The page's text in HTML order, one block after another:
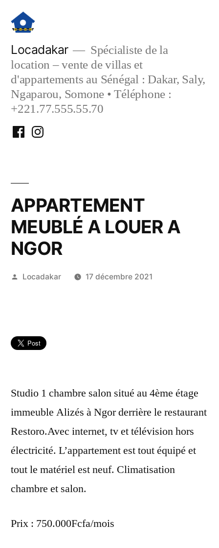
contenu
Locadakar
Spécialiste de la
location – vente de villas et
d'appartements au Sénégal : Dakar, Saly,
Ngaparou, Somone • Téléphone :
+221.77.555.55.70
FacebookInstagram
APPARTEMENT
MEUBLÉ A LOUER A
NGOR
Publié
Locadakar 17 décembre 2021
Studio 1 chambre salon situé au 4ème étage
immeuble Alizés à Ngor derrière le restaurant
Restoro.Avec internet, tv et télévision hors
électricité. L’appartement est tout équipé et
tout le matériel est neuf. Climatisation
chambre et salon.
Prix : 750.000Fcfa/mois